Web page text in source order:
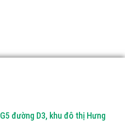
G5 đường D3, khu đô thị Hưng